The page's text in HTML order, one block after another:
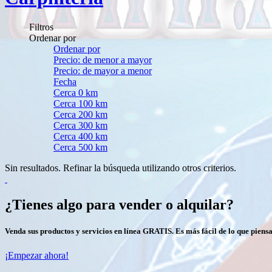
Filtros
Ordenar por
Ordenar por
Precio: de menor a mayor
Precio: de mayor a menor
Fecha
Cerca 0 km
Cerca 100 km
Cerca 200 km
Cerca 300 km
Cerca 400 km
Cerca 500 km
Sin resultados. Refinar la búsqueda utilizando otros criterios.
¿Tienes algo para vender o alquilar?
Venda sus productos y servicios en línea GRATIS. Es más fácil de lo que
¡Empezar ahora!